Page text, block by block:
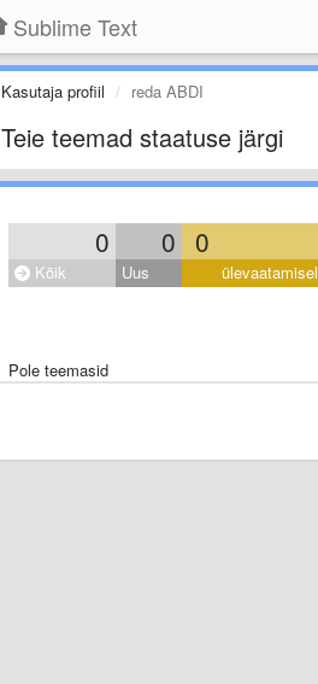
Sublime Text
Kasutaja profiil reda ABDI
Teie teemad staatuse järgi
0 0 0
Kõik Uus ülevaatamisel
Pole teemasid